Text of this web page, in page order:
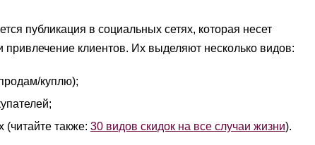
публикация в социальных сетях, которая несет
клиентов. Их выделяют несколько видов:
куплю);
также: 30 видов скидок на все случаи жизни).